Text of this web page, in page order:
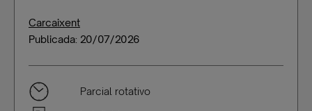
Carcaixent
Publicada: 20/07/2026
Parcial rotativo